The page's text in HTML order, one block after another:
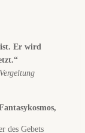
Er wird
des Gebets